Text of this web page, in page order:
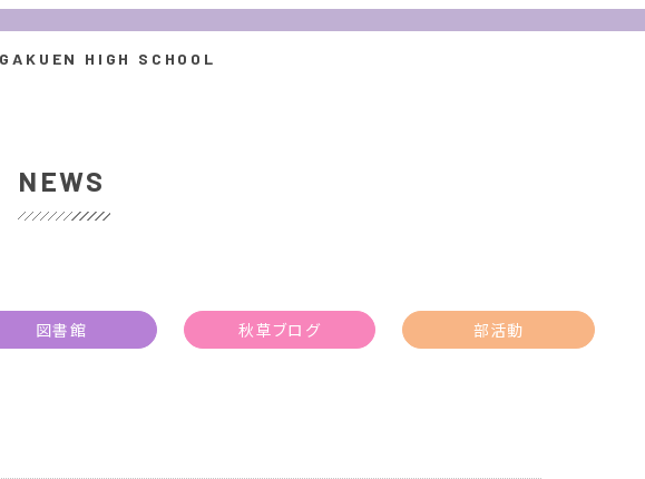
NEWS
図書館 秋草ブログ 部活動